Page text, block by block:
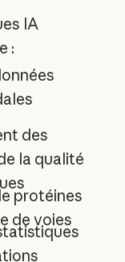
IA
:
des
la qualité
protéines
de voies